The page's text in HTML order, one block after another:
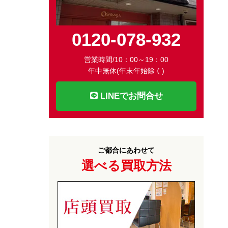
0120-078-932
営業時間/10：00～19：00
年中無休(年末年始除く)
LINEでお問合せ
ご都合にあわせて
選べる買取方法